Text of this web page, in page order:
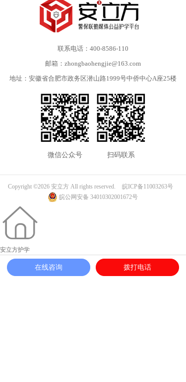
Copyright ©2026 安立方 All rights reserved.
皖ICP备11003263号
皖公网安备 34010302001672号
联系电话：400-8586-110
邮箱：zhongbaohengjie@163.com
地址：安徽省合肥市政务区潜山路1999号中侨中心A座25楼
微信公众号 扫码联系
安立方护学
在线咨询 拨打电话